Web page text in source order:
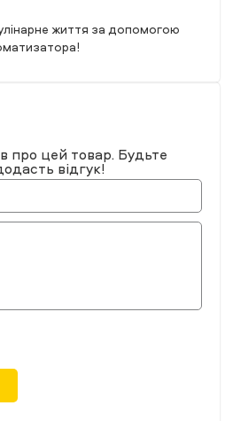
життя за допомогою
про цей товар. Будьте
відгук!